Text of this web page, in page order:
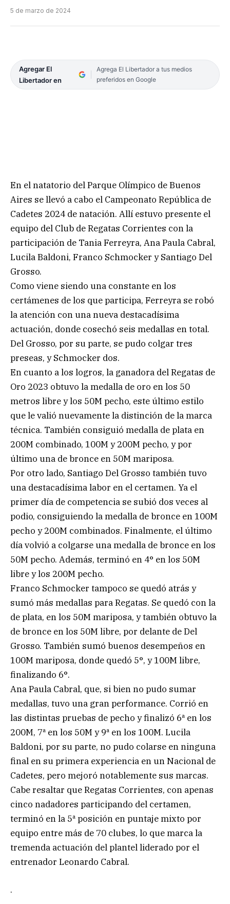
5 de marzo de 2024
Agregar El
Libertador en
Agrega El Libertador a tus medios
preferidos en Google
En el natatorio del Parque Olímpico de Buenos
Aires se llevó a cabo el Campeonato República de
Cadetes 2024 de natación. Allí estuvo presente el
equipo del Club de Regatas Corrientes con la
participación de Tania Ferreyra, Ana Paula Cabral,
Lucila Baldoni, Franco Schmocker y Santiago Del
Grosso.
Como viene siendo una constante en los
certámenes de los que participa, Ferreyra se robó
la atención con una nueva destacadísima
actuación, donde cosechó seis medallas en total.
Del Grosso, por su parte, se pudo colgar tres
preseas, y Schmocker dos.
En cuanto a los logros, la ganadora del Regatas de
Oro 2023 obtuvo la medalla de oro en los 50
metros libre y los 50M pecho, este último estilo
que le valió nuevamente la distinción de la marca
técnica. También consiguió medalla de plata en
200M combinado, 100M y 200M pecho, y por
último una de bronce en 50M mariposa.
Por otro lado, Santiago Del Grosso también tuvo
una destacadísima labor en el certamen. Ya el
primer día de competencia se subió dos veces al
podio, consiguiendo la medalla de bronce en 100M
pecho y 200M combinados. Finalmente, el último
día volvió a colgarse una medalla de bronce en los
50M pecho. Además, terminó en 4° en los 50M
libre y los 200M pecho.
Franco Schmocker tampoco se quedó atrás y
sumó más medallas para Regatas. Se quedó con la
de plata, en los 50M mariposa, y también obtuvo la
de bronce en los 50M libre, por delante de Del
Grosso. También sumó buenos desempeños en
100M mariposa, donde quedó 5°, y 100M libre,
finalizando 6°.
Ana Paula Cabral, que, si bien no pudo sumar
medallas, tuvo una gran performance. Corrió en
las distintas pruebas de pecho y finalizó 6ª en los
200M, 7ª en los 50M y 9ª en los 100M. Lucila
Baldoni, por su parte, no pudo colarse en ninguna
final en su primera experiencia en un Nacional de
Cadetes, pero mejoró notablemente sus marcas.
Cabe resaltar que Regatas Corrientes, con apenas
cinco nadadores participando del certamen,
terminó en la 5ª posición en puntaje mixto por
equipo entre más de 70 clubes, lo que marca la
tremenda actuación del plantel liderado por el
entrenador Leonardo Cabral.
.